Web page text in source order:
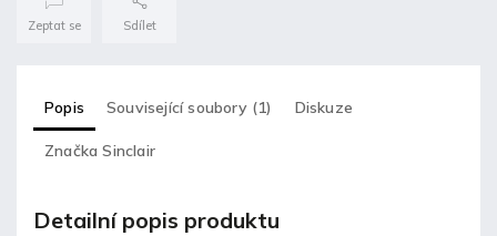
Zeptat se Sdílet
Popis Související soubory (1) Diskuze
Značka Sinclair
Detailní popis produktu